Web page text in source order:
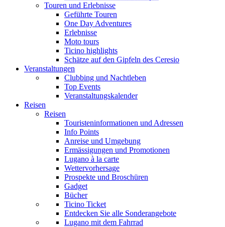
Touren und Erlebnisse
Geführte Touren
One Day Adventures
Erlebnisse
Moto tours
Ticino highlights
Schätze auf den Gipfeln des Ceresio
Veranstaltungen
Clubbing und Nachtleben
Top Events
Veranstaltungskalender
Reisen
Reisen
Touristeninformationen und Adressen
Info Points
Anreise und Umgebung
Ermässigungen und Promotionen
Lugano à la carte
Wettervorhersage
Prospekte und Broschüren
Gadget
Bücher
Ticino Ticket
Entdecken Sie alle Sonderangebote
Lugano mit dem Fahrrad